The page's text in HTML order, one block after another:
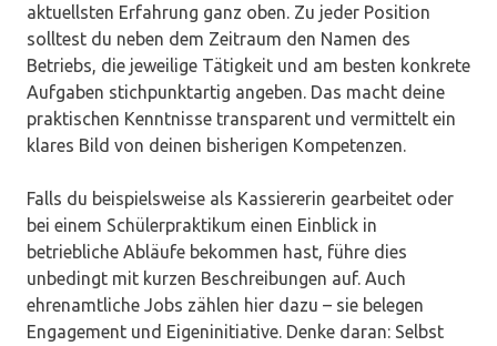
aktuellsten Erfahrung ganz oben. Zu jeder Position
solltest du neben dem Zeitraum den Namen des
Betriebs, die jeweilige Tätigkeit und am besten konkrete
Aufgaben stichpunktartig angeben. Das macht deine
praktischen Kenntnisse transparent und vermittelt ein
klares Bild von deinen bisherigen Kompetenzen.
Falls du beispielsweise als Kassiererin gearbeitet oder
bei einem Schülerpraktikum einen Einblick in
betriebliche Abläufe bekommen hast, führe dies
unbedingt mit kurzen Beschreibungen auf. Auch
ehrenamtliche Jobs zählen hier dazu – sie belegen
Engagement und Eigeninitiative. Denke daran: Selbst